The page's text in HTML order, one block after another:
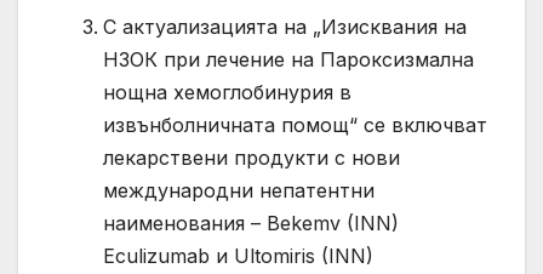
С актуализацията на „Изисквания на
НЗОК при лечение на Пароксизмална
нощна хемоглобинурия в
извънболничната помощ“ се включват
лекарствени продукти с нови
международни непатентни
наименования – Bekemv (INN)
Eculizumab и Ultomiris (INN)